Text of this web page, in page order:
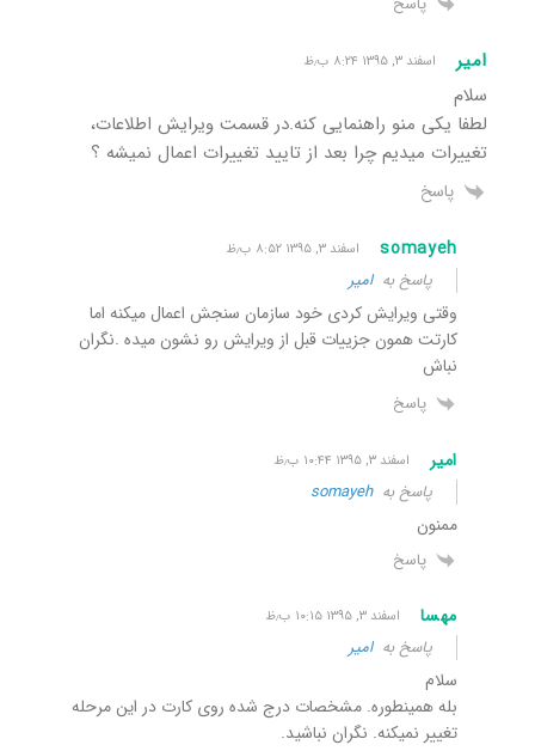
امیر اسفند ۳, ۱۳۹۵ ۸:۲۴ ب٫ظ
سلام
لطفا یکی منو راهنمایی کنه.در قسمت ویرایش اطلاعات،
تغییرات میدیم چرا بعد از تایید تغییرات اعمال نمیشه ؟
پاسخ
somayeh اسفند ۳, ۱۳۹۵ ۸:۵۲ ب٫ظ
پاسخ بهامیر
وقتی ویرایش کردی خود سازمان سنجش اعمال میکنه اما
کارتت همون جزییات قبل از ویرایش رو نشون میده .نگران
نباش
پاسخ
امیر اسفند ۳, ۱۳۹۵ ۱۰:۴۴ ب٫ظ
پاسخ بهsomayeh
ممنون
پاسخ
مهسا اسفند ۳, ۱۳۹۵ ۱۰:۱۵ ب٫ظ
پاسخ بهامیر
سلام
بله همینطوره. مشخصات درج شده روی کارت در این مرحله
تغییر نمیکنه. نگران نباشید.